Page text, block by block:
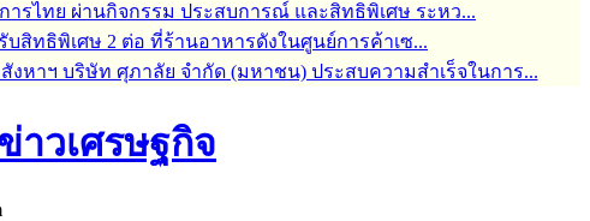
ารไทย ผ่านกิจกรรม ประสบการณ์ และสิทธิพิเศษ ระหว...
สิทธิพิเศษ 2 ต่อ ที่ร้านอาหารดังในศูนย์การค้าเซ...
หาฯ บริษัท ศุภาลัย จำกัด (มหาชน) ประสบความสำเร็จในการ...